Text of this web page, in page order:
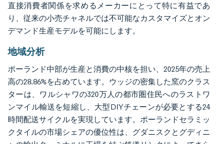
直接消費者関係を求めるメーカーにとって特に有益であ
り、従来の小売チャネルでは不可能なカスタマイズとオン
デマンド生産モデルを可能にします。
地域分析
ポーランド中部が生産と消費の中核を担い、2025年の売上
高の28.86%を占めています。ウッジの密集した窯のクラス
ターは、ワルシャワの320万人の都市圏住民へのラストワ
ンマイル輸送を短縮し、大型DIYチェーンが必要とする24
時間配送サイクルを実現しています。ポーランドセラミッ
クタイルの市場シェアの優位性は、グダニスクとグディニ